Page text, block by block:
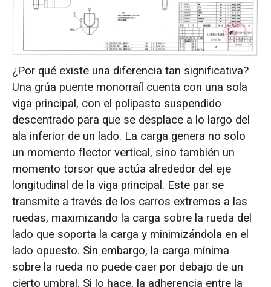
¿Por qué existe una diferencia tan significativa?
Una grúa puente monorraíl cuenta con una sola
viga principal, con el polipasto suspendido
descentrado para que se desplace a lo largo del
ala inferior de un lado. La carga genera no solo
un momento flector vertical, sino también un
momento torsor que actúa alrededor del eje
longitudinal de la viga principal. Este par se
transmite a través de los carros extremos a las
ruedas, maximizando la carga sobre la rueda del
lado que soporta la carga y minimizándola en el
lado opuesto. Sin embargo, la carga mínima
sobre la rueda no puede caer por debajo de un
cierto umbral. Si lo hace, la adherencia entre la